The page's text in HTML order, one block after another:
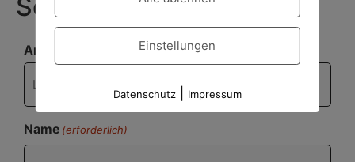
Schatten auf Wunsch
Anfrage für:
Name (erforderlich)
Einstellungen
Datenschutz| Impressum